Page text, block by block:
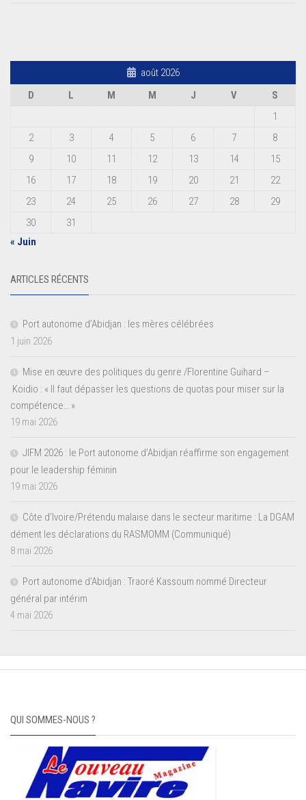
août 2026
D
L M M J V
S
1
2
3 4 5 6 7
8
9
10 11 12 13 14
15
16
17 18 19 20 21
22
23
24 25 26 27 28
29
30
31
« Juin
ARTICLES RÉCENTS
Port autonome d’Abidjan : les mères célébrées
1 juin 2026
Mise en œuvre des politiques du genre /Florentine Guihard –
Koidio : « Il faut dépasser les questions de quotas pour miser sur la
compétence… »
19 mai 2026
JIFM 2026 : le Port autonome d’Abidjan réaffirme son engagement
pour le leadership féminin
19 mai 2026
Côte d’Ivoire/Prétendu malaise dans le secteur maritime : La DGAM
dément les déclarations du RASMOMM (Communiqué)
8 mai 2026
Port autonome d’Abidjan : Traoré Kassoum nommé Directeur
général par intérim
4 mai 2026
QUI SOMMES-NOUS ?